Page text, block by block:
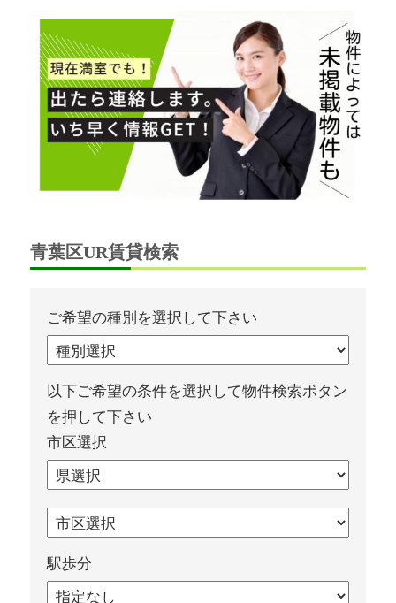
青葉区UR賃貸検索
ご希望の種別を選択して下さい
以下ご希望の条件を選択して物件検索ボタン
を押して下さい
市区選択
駅歩分